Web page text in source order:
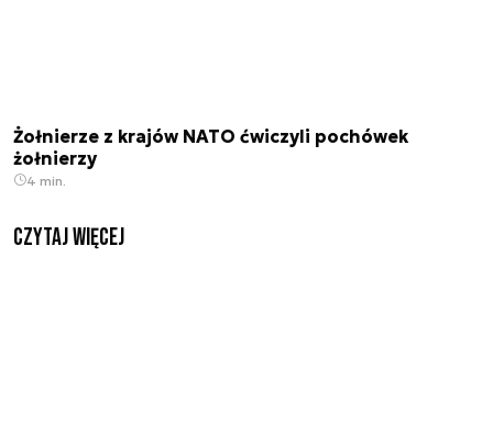
Żołnierze z krajów NATO ćwiczyli pochówek
żołnierzy
4 min.
czytaj więcej